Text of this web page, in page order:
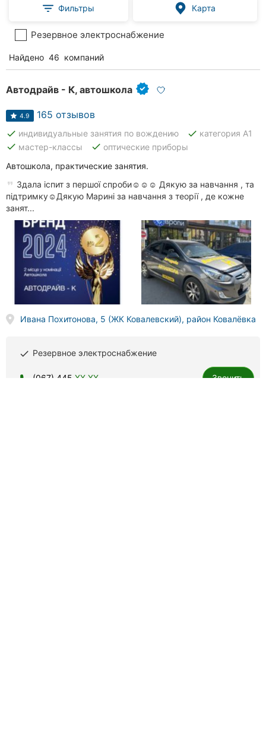
Фильтры Карта
Резервное электроснабжение
Найдено 46 компаний
Автодрайв - К, автошкола
4.9 165 отзывов
done индивидуальные занятия по вождению done категория А1
done мастер-классы done оптические приборы
Автошкола, практические занятия.
Здала іспит з першої спроби☺️☺️☺️ Дякую за навчання , та
підтримку☺️Дякую Марині за навчання з теорії , де кожне
занят...
Ивана Похитонова, 5 (ЖК Ковалевский), район Ковалёвка
done Резервное электроснабжение
(067) 445 XX XX Звонить